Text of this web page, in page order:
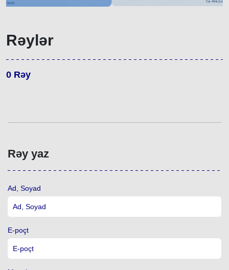
Rəylər
0 Rəy
Rəy yaz
Ad, Soyad
E-poçt